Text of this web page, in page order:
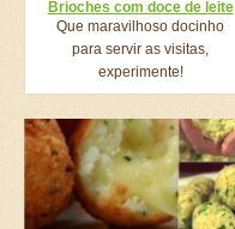
Brioches com doce de leite
Que maravilhoso docinho
para servir as visitas,
experimente!